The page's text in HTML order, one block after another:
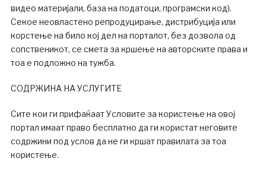
видео материјали, база на податоци, програмски код).
Секое неовластено репродуцирање, дистрибуција или
корстење на било кој дел на порталот, без дозвола од
сопственикот, се смета за кршење на авторските права и
тоа е подложно на тужба.
СОДРЖИНА НА УСЛУГИТЕ
Сите кои ги прифаќаат Условите за користење на овој
портал имаат право бесплатно да ги користат неговите
содржини под услов да не ги кршат правилата за тоа
користење.